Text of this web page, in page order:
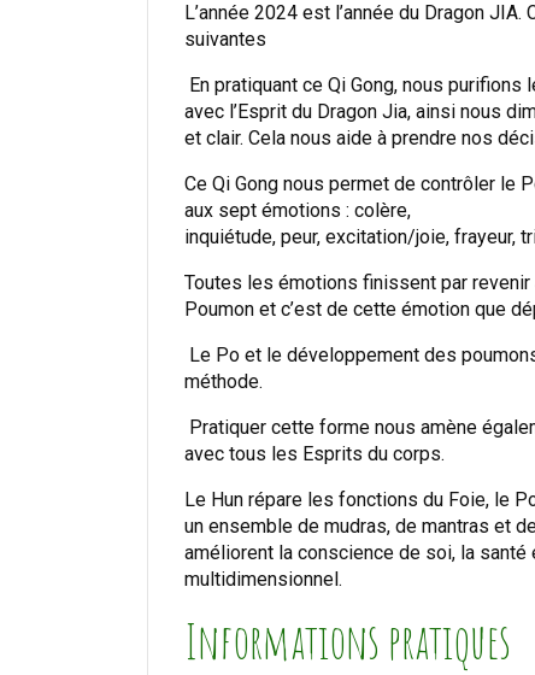
L’année 2024 est l’année du Dragon
suivantes
En pratiquant ce Qi Gong, nous purifions
avec l’Esprit du Dragon Jia, ainsi nous
et clair. Cela nous aide à prendre nos
Ce Qi Gong nous permet de contrôler le
aux sept émotions : colère,
inquiétude, peur, excitation/joie, frayeur,
Toutes les émotions finissent par
Poumon et c’est de cette émotion que
Le Po et le développement des
méthode.
Pratiquer cette forme nous amène
avec tous les Esprits du corps.
Le Hun répare les fonctions du Foie, le
un ensemble de mudras, de mantras et
améliorent la conscience de soi, la santé
multidimensionnel.
Informations pratiques